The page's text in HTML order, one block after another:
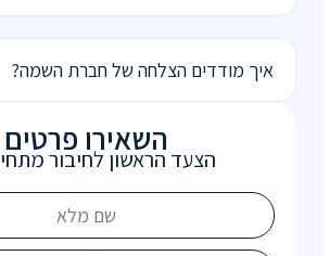
איך מודדים הצלחה של חברת השמה?
השאירו פרטים
הצעד הראשון לחיבור